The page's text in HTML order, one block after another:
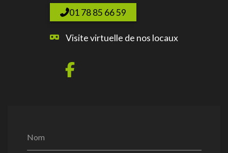
Nom
01 78 85 66 59
Visite virtuelle de nos locaux